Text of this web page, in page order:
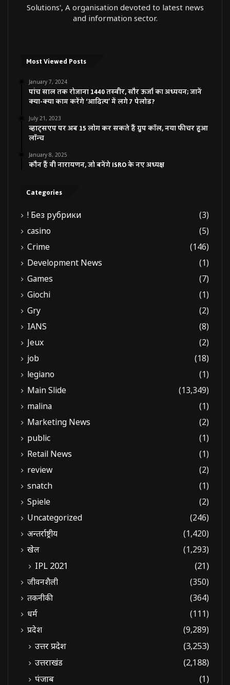
Solutions', A organisation devoted to latest news
and information sector.
Most Viewed Posts
January 7, 2024
पांच साल तक रोजाना 1440 तस्वीर, सौर ऊर्जा का अध्ययन; जानें
क्या-क्या काम करेंगे ‘आदित्य’ में लगे 7 पेलोड?
July 21, 2023
व्हाट्सएप पर अब 15 लोग कर सकते हैं ग्रुप कॉल, नया फीचर हुआ
लॉन्च
January 8, 2025
कौन हैं वी नारायणन, जो बनेंगे ISRO के नए अध्यक्ष
Categories
! Без рубрики
(3)
casino
(5)
Crime
(146)
Development News
(1)
Games
(7)
Giochi
(1)
Gry
(2)
IANS
(8)
Jeux
(2)
job
(18)
legiano
(1)
Main Slide
(13,349)
malina
(1)
Marketing News
(2)
public
(1)
Retail News
(1)
review
(2)
snatch
(1)
Spiele
(2)
Uncategorized
(246)
अन्तर्राष्ट्रीय
(1,420)
खेल
(1,293)
IPL 2021 (21)
जीवनशैली
(350)
तकनीकी
(364)
धर्म
(111)
प्रदेश
(9,289)
उत्तर प्रदेश
(3,253)
उत्तराखंड
(2,188)
पंजाब
(1)